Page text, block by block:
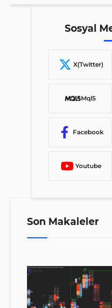
Sosyal
X(Twitter)
Mql5
Facebook
Youtube
Son Makaleler